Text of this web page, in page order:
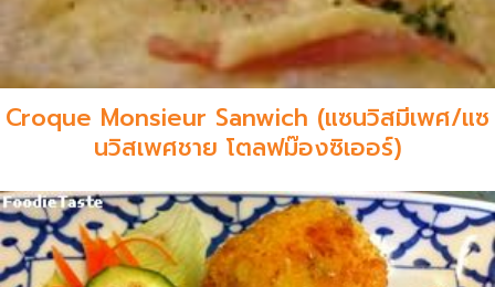
Croque Monsieur Sanwich (แซนวิสมีเพศ/แซ
นวิสเพศชาย โตลฟม๊องซิเออร์)